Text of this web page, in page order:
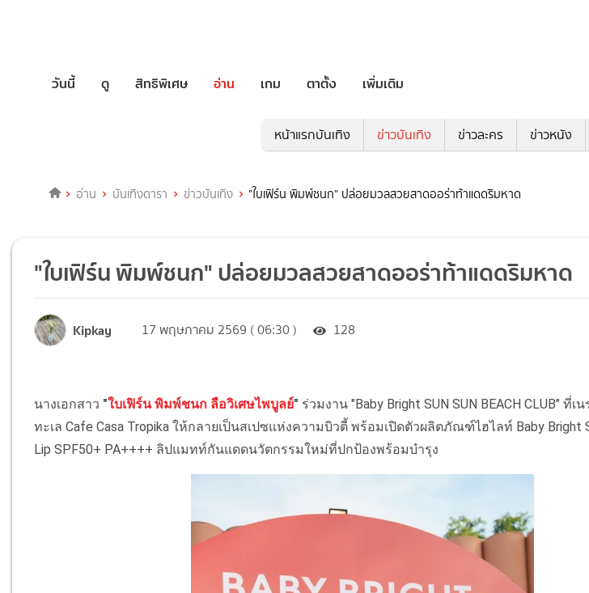
วันนี้ ดู สิทธิพิเศษ อ่าน เกม ตาตั้ง เพิ่มเติม
หน้าแรกบันเทิง ข่าวบันเทิง ข่าวละคร ข่าวหนัง
อ่าน บันเทิงดารา ข่าวบันเทิง "ใบเฟิร์น พิมพ์ชนก" ปล่อยมวลสวยสาดออร่าท้าแดดริมหาด
"ใบเฟิร์น พิมพ์ชนก" ปล่อยมวลสวยสาดออร่าท้าแดดริมหาด
Kipkay 17 พฤษภาคม 2569 ( 06:30 ) 128
นางเอกสาว "ใบเฟิร์น พิมพ์ชนก ลือวิเศษไพบูลย์" ร่วมงาน "Baby Bright SUN SUN BEACH CLUB" ที่
ทะเล Cafe Casa Tropika ให้กลายเป็นสเปซแห่งความบิวตี้ พร้อมเปิดตัวผลิตภัณฑ์ไฮไลท์ Baby Bright
Lip SPF50+ PA++++ ลิปแมทท์กันแดดนวัตกรรมใหม่ที่ปกป้องพร้อมบำรุง